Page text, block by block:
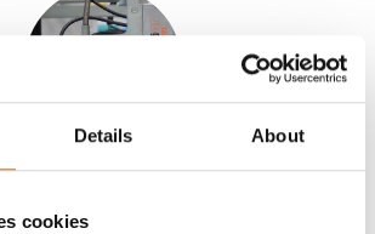
Details About
cookies